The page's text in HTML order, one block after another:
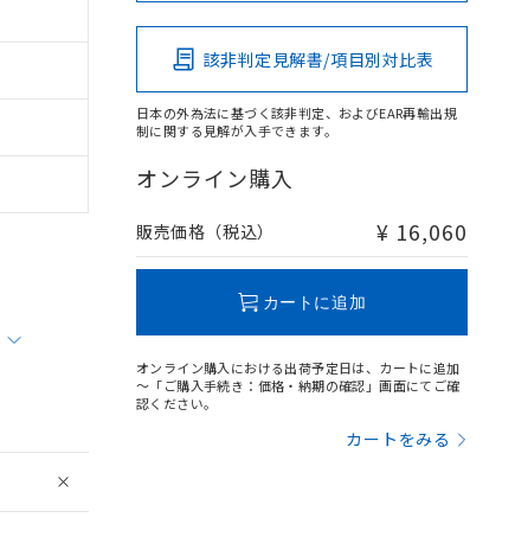
該非判定見解書/項目別対比表
日本の外為法に基づく該非判定、およびEAR再輸出規
制に関する見解が入手できます。
オンライン購入
販売価格（税込） ¥ 16,060
カートに追加
オンライン購入における出荷予定日は、カートに追加
～「ご購入手続き：価格・納期の確認」画面にてご確
認ください。
カートをみる